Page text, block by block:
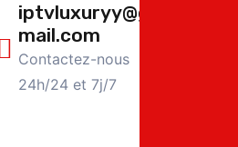
iptvluxuryy@g
mail.com
Contactez-nous
24h/24 et 7j/7